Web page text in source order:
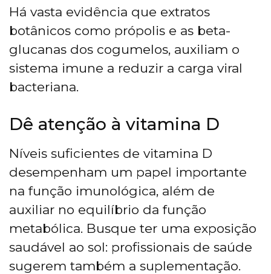
Há vasta evidência que extratos
botânicos como própolis e as beta-
glucanas dos cogumelos, auxiliam o
sistema imune a reduzir a carga viral
bacteriana.
Dê atenção à vitamina D
Níveis suficientes de vitamina D
desempenham um papel importante
na função imunológica, além de
auxiliar no equilíbrio da função
metabólica. Busque ter uma exposição
saudável ao sol: profissionais de saúde
sugerem também a suplementação.